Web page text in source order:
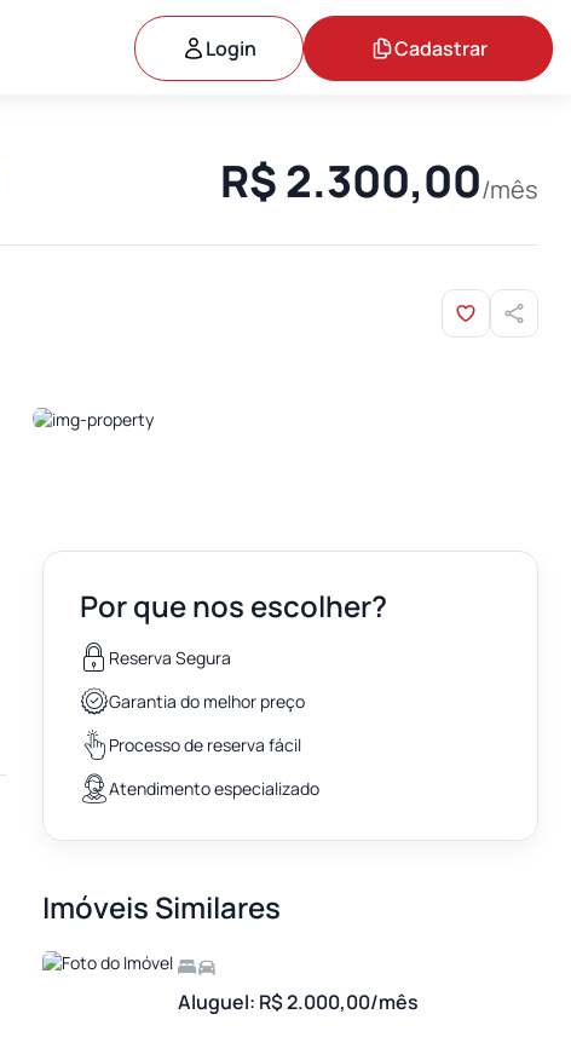
Login Cadastrar
R$ 2.300,00/mês
Por que nos escolher?
Reserva Segura
Garantia do melhor preço
Processo de reserva fácil
Atendimento especializado
Imóveis Similares
Aluguel: R$ 2.000,00/mês